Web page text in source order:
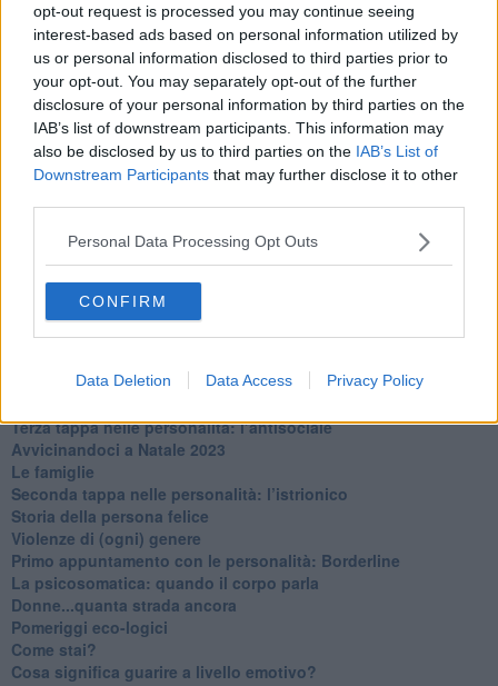
opt-out request is processed you may continue seeing
interest-based ads based on personal information utilized by
us or personal information disclosed to third parties prior to
your opt-out. You may separately opt-out of the further
disclosure of your personal information by third parties on the
IAB’s list of downstream participants. This information may
also be disclosed by us to third parties on the IAB’s List of
Downstream Participants that may further disclose it to other
Personal Data Processing Opt Outs
CONFIRM
Data Deletion Data Access Privacy Policy
​L’uomo o l’orso?
Non hanno un amico a teatro​
​Tutta una questione di rispetto
​Cose che ci esauriscono
​Vespa che passione!
​Lasciate ai vostri figli il diritto di piangere
​Parole d’amore regalate al vento
​Essere genitori di un adolescente
​Saper pazientare
​Venerdì emozionalmente sostenibile
Ma ti ascolti?
Contornati di persone che…
Non dare niente per scontato
Che cos’è la dipendenza affettiva?
​Nuovi arrivi!
​Terza tappa nelle personalità: l’antisociale
​Avvicinandoci a Natale 2023
Le famiglie
Seconda tappa nelle personalità: l’istrionico
​Storia della persona felice
Violenze di (ogni) genere
​Primo appuntamento con le personalità: Borderline
La psicosomatica: quando il corpo parla
Donne...quanta strada ancora
​Pomeriggi eco-logici
​Come stai?
Cosa significa guarire a livello emotivo?